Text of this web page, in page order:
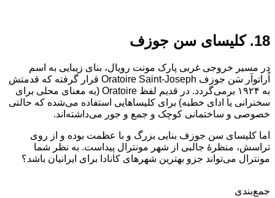
18. کلیسای سن جوزف
در مسیر خروجی غربی پارک مونت رویال، بنای زیبایی به اسم
اُراتوآر سَن جوزف Oratoire Saint-Joseph قرار گرفته که قدمتش
به ۱۹۲۴ برمی‌گردد. در قدیم لفظ Oratoire‌ (به معنای محلی برای
سخنرانی یا ادای خطبه) برای کلیساهایی استفاده می‌شده که حالتی
خصوصی و ساختمانی کوچک و جمع و جور می‌داشته‌اند.
اما کلیسای سن جوزف بنایی بزرگ و با عظمت بوده و از روی
تراسش، منظره‌ٔ جالبی از شهر مونترال پیداست. به نظر شما
مونترال می‌تواند جزو بهترین شهرهای کانادا برای ایرانیان باشد؟
جمع‌بندی